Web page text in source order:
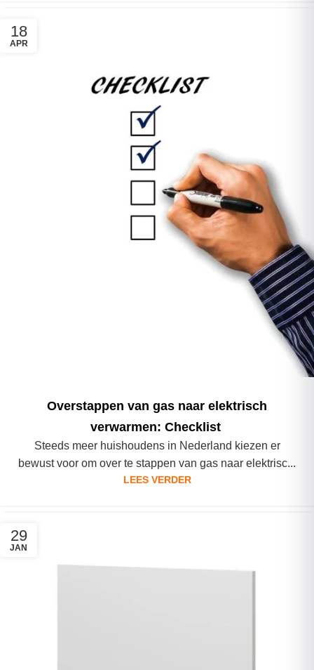
18
APR
Overstappen van gas naar elektrisch
verwarmen: Checklist
Steeds meer huishoudens in Nederland kiezen er
bewust voor om over te stappen van gas naar elektrisc...
LEES VERDER
29
JAN